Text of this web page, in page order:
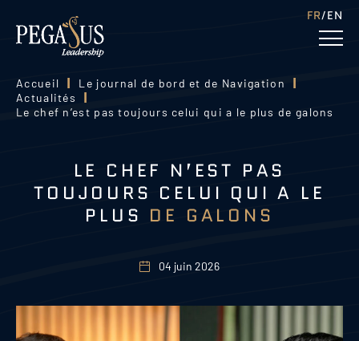
FR EN
Accueil Le journal de bord et de Navigation
Actualités
Le chef n’est pas toujours celui qui a le plus de galons
LE CHEF N’EST PAS
TOUJOURS CELUI QUI A LE
PLUS DE GALONS
04 juin 2026